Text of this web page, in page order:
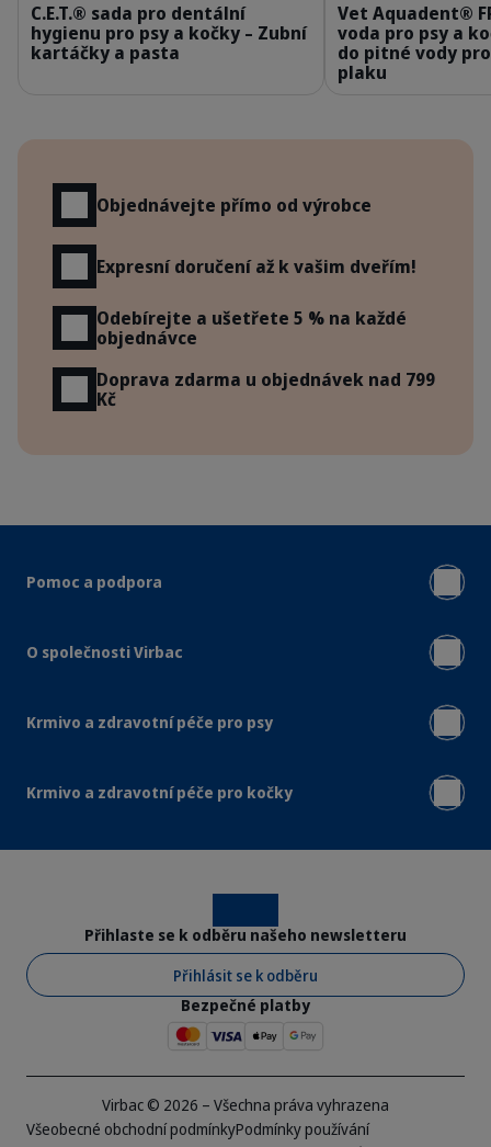
C.E.T.® sada pro dentální
hygienu pro psy a kočky – Zubní
kartáčky a pasta
Vet Aquadent®
voda pro psy a
do pitné vody
plaku
Objednávejte přímo od výrobce
Expresní doručení až k vašim dveřím!
Odebírejte a ušetřete 5 % na každé
objednávce
Doprava zdarma u objednávek nad 799
Kč
Pomoc a podpora
O společnosti Virbac
Krmivo a zdravotní péče pro psy
Krmivo a zdravotní péče pro kočky
Virbac © 2026 – Všechna práva vyhrazena
Všeobecné obchodní podmínkyPodmínky používání
Přihlaste se k odběru našeho newsletteru
Přihlásit se k odběru
Bezpečné platby